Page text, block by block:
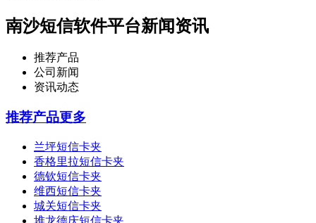
南沙短信软件平台新闻资讯
推荐产品
公司新闻
资讯动态
推荐产品更多
兰坪短信卡夹
香格里拉短信卡夹
德钦短信卡夹
维西短信卡夹
城关短信卡夹
堆龙德庆短信卡夹